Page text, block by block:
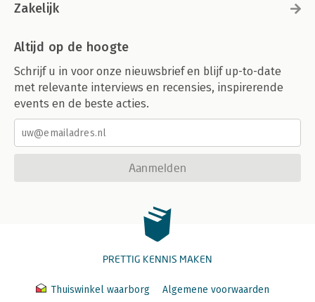
Zakelijk
Altijd op de hoogte
Schrijf u in voor onze nieuwsbrief en blijf up-to-date
met relevante interviews en recensies, inspirerende
events en de beste acties.
Aanmelden
PRETTIG KENNIS MAKEN
Thuiswinkel waarborg Algemene voorwaarden